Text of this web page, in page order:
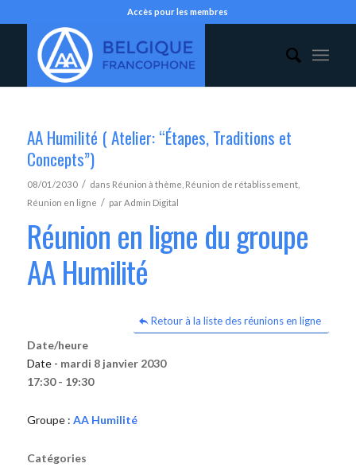
Accès pour les membres
AA Humilité ( Atelier: “Étapes, Traditions et
Concepts”)
08/01/2030 / dans Réunion à thème Réunion de rétablissement,
Réunion en ligne / parAdmin Digital
Réunion en ligne du groupe
AA Humilité
Retour à la liste des réunions en ligne
Date/heure
Date - mardi 8 janvier 2030
17:30 - 19:30
Groupe : AA Humilité
Catégories